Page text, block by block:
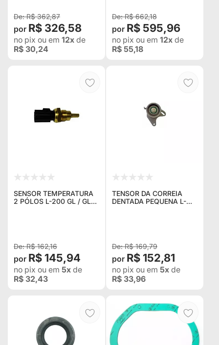
R$ 362,87
R$ 326,58
no pix ou em 12x de
R$ 30,24
R$ 662,18
R$ 595,96
no pix ou em 12x de
R$ 55,18
SENSOR TEMPERATURA
2 PÓLOS L-200 GL / GLS
R$ 162,16
R$ 145,94
no pix ou em 5x de
R$ 32,43
TENSOR DA CORREIA
DENTADA PEQUENA L-
R$ 169,79
R$ 152,81
no pix ou em 5x de
R$ 33,96